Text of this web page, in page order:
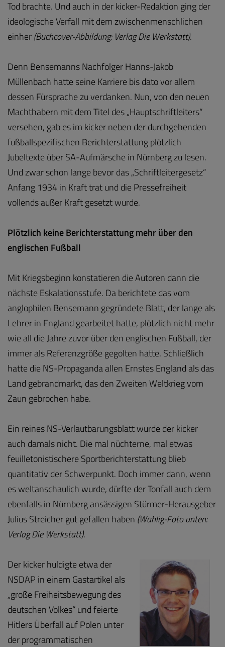
Tod brachte. Und auch in der kicker-Redaktion ging der
ideologische Verfall mit dem zwischenmenschlichen
einher(Buchcover-Abbildung: Verlag Die Werkstatt).
Denn Bensemanns Nachfolger Hanns-Jakob
Müllenbach hatte seine Karriere bis dato vor allem
dessen Fürsprache zu verdanken. Nun, von den neuen
Machthabern mit dem Titel des „Hauptschriftleiters“
versehen, gab es im kicker neben der durchgehenden
fußballspezifischen Berichterstattung plötzlich
Jubeltexte über SA-Aufmärsche in Nürnberg zu lesen.
Und zwar schon lange bevor das „Schriftleitergesetz“
Anfang 1934 in Kraft trat und die Pressefreiheit
vollends außer Kraft gesetzt wurde.
Plötzlich keine Berichterstattung mehr über den
englischen Fußball
Mit Kriegsbeginn konstatieren die Autoren dann die
nächste Eskalationsstufe. Da berichtete das vom
anglophilen Bensemann gegründete Blatt, der lange als
Lehrer in England gearbeitet hatte, plötzlich nicht mehr
wie all die Jahre zuvor über den englischen Fußball, der
immer als Referenzgröße gegolten hatte. Schließlich
hatte die NS-Propaganda allen Ernstes England als das
Land gebrandmarkt, das den Zweiten Weltkrieg vom
Zaun gebrochen habe.
Ein reines NS-Verlautbarungsblatt wurde der kicker
auch damals nicht. Die mal nüchterne, mal etwas
feuilletonistischere Sportberichterstattung blieb
quantitativ der Schwerpunkt. Doch immer dann, wenn
es weltanschaulich wurde, dürfte der Tonfall auch dem
ebenfalls in Nürnberg ansässigen Stürmer-Herausgeber
Julius Streicher gut gefallen haben (Wahlig-Foto unten:
Verlag Die Werkstatt).
Der kicker huldigte etwa der
NSDAP in einem Gastartikel als
„große Freiheitsbewegung des
deutschen Volkes“ und feierte
Hitlers Überfall auf Polen unter
der programmatischen